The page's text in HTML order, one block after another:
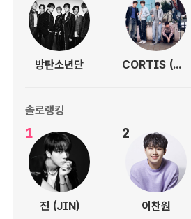
방탄소년단 CORTIS (코르티스)
솔로랭킹
1
진 (JIN)
2
이찬원